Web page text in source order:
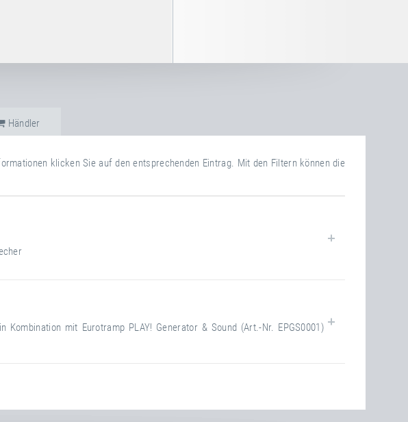
klicken Sie auf den entsprechenden Eintrag. Mit den Filtern können die
mit Eurotramp PLAY! Generator & Sound (Art.-Nr. EPGS0001)
Händler